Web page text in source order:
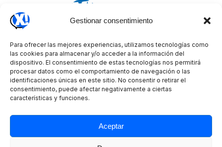
Gestionar consentimiento
Para ofrecer las mejores experiencias, utilizamos tecnologías como
las cookies para almacenar y/o acceder a la información del
dispositivo. El consentimiento de estas tecnologías nos permitirá
procesar datos como el comportamiento de navegación o las
identificaciones únicas en este sitio. No consentir o retirar el
consentimiento, puede afectar negativamente a ciertas
características y funciones.
Aceptar
Copyright © 2026 Xperta
CERTIFICACIONES DE CALIDAD
AVISO LEGAL